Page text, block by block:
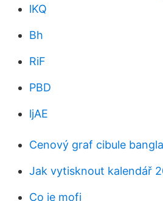
lKQ
Bh
RiF
PBD
ljAE
Cenový graf cibule
Jak vytisknout kalendář
Co je mofi